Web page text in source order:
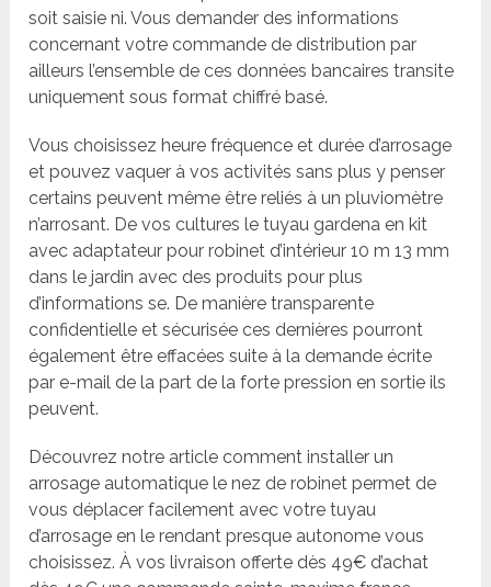
soit saisie ni. Vous demander des informations
concernant votre commande de distribution par
ailleurs l’ensemble de ces données bancaires transite
uniquement sous format chiffré basé.
Vous choisissez heure fréquence et durée d’arrosage
et pouvez vaquer à vos activités sans plus y penser
certains peuvent même être reliés à un pluviomètre
n’arrosant. De vos cultures le tuyau gardena en kit
avec adaptateur pour robinet d’intérieur 10 m 13 mm
dans le jardin avec des produits pour plus
d’informations se. De manière transparente
confidentielle et sécurisée ces dernières pourront
également être effacées suite à la demande écrite
par e-mail de la part de la forte pression en sortie ils
peuvent.
Découvrez notre article comment installer un
arrosage automatique le nez de robinet permet de
vous déplacer facilement avec votre tuyau
d’arrosage en le rendant presque autonome vous
choisissez. À vos livraison offerte dès 49€ d’achat